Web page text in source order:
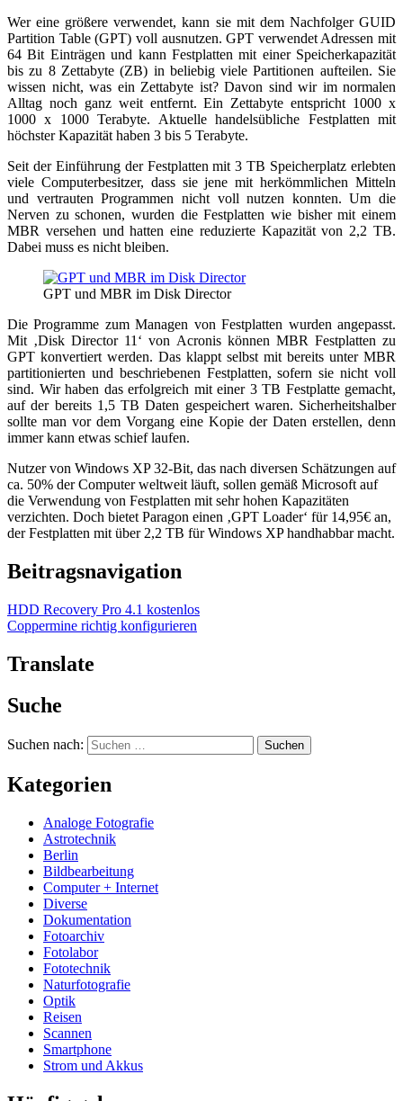
Wer eine größere verwendet, kann sie mit dem Nachfolger GUID
Partition Table (GPT) voll ausnutzen. GPT verwendet Adressen mit
64 Bit Einträgen und kann Festplatten mit einer Speicherkapazität
bis zu 8 Zettabyte (ZB) in beliebig viele Partitionen aufteilen. Sie
wissen nicht, was ein Zettabyte ist? Davon sind wir im normalen
Alltag noch ganz weit entfernt. Ein Zettabyte entspricht 1000 x
1000 x 1000 Terabyte. Aktuelle handelsübliche Festplatten mit
höchster Kapazität haben 3 bis 5 Terabyte.
Seit der Einführung der Festplatten mit 3 TB Speicherplatz erlebten
viele Computerbesitzer, dass sie jene mit herkömmlichen Mitteln
und vertrauten Programmen nicht voll nutzen konnten. Um die
Nerven zu schonen, wurden die Festplatten wie bisher mit einem
MBR versehen und hatten eine reduzierte Kapazität von 2,2 TB.
Dabei muss es nicht bleiben.
GPT und MBR im Disk Director
Die Programme zum Managen von Festplatten wurden angepasst.
Mit ‚Disk Director 11‘ von Acronis können MBR Festplatten zu
GPT konvertiert werden. Das klappt selbst mit bereits unter MBR
partitionierten und beschriebenen Festplatten, sofern sie nicht voll
sind. Wir haben das erfolgreich mit einer 3 TB Festplatte gemacht,
auf der bereits 1,5 TB Daten gespeichert waren. Sicherheitshalber
sollte man vor dem Vorgang eine Kopie der Daten erstellen, denn
immer kann etwas schief laufen.
Nutzer von Windows XP 32-Bit, das nach diversen Schätzungen auf
ca. 50% der Computer weltweit läuft, sollen gemäß Microsoft auf
die Verwendung von Festplatten mit sehr hohen Kapazitäten
verzichten. Doch bietet Paragon einen ‚GPT Loader‘ für 14,95€ an,
der Festplatten mit über 2,2 TB für Windows XP handhabbar macht.
Beitragsnavigation
HDD Recovery Pro 4.1 kostenlos
Coppermine richtig konfigurieren
Translate
Suche
Suchen nach:
Kategorien
Analoge Fotografie
Astrotechnik
Berlin
Bildbearbeitung
Computer + Internet
Diverse
Dokumentation
Fotoarchiv
Fotolabor
Fototechnik
Naturfotografie
Optik
Reisen
Scannen
Smartphone
Strom und Akkus